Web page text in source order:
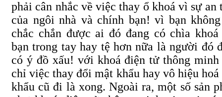
phải cân nhắc về việc thay ổ khoá vì sự an
của ngôi nhà và chính bạn! vì bạn
chắc chắn được ai đó đang có chìa khoá
bạn trong tay hay tệ hơn nữa là người đó
có ý đồ xấu! với khoá điện tử thông minh
chỉ việc thay đổi mật khẩu hay vô hiệu hoá
khẩu cũ đi là xong. Ngoài ra, một số sản